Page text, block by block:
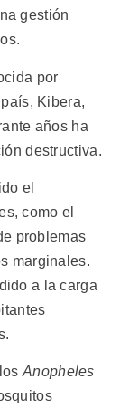
gestión
por
Kibera,
años ha
destructiva.
el
como el
problemas
marginales.
a la carga
Anopheles